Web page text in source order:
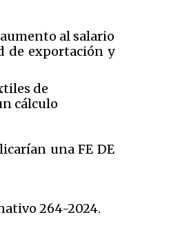
al salario
de exportación y
de
cálculo
una FE DE
264-2024.